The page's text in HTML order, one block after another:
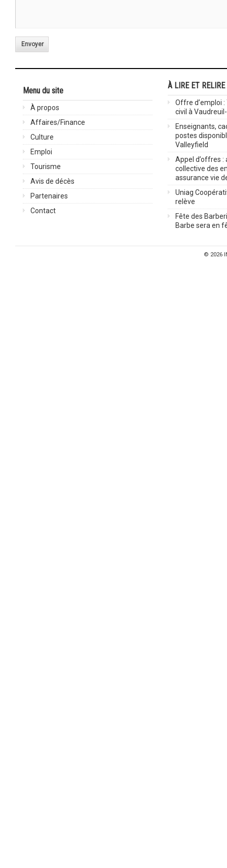
Envoyer
Menu du site
À propos
Affaires/Finance
Culture
Emploi
Tourisme
Avis de décès
Partenaires
Contact
À LIRE ET RELIRE
Offre d’emploi
civil à
Enseignants,
postes
Valleyfield
Appel d’offres :
collective des
assurance vie
Uniag
relève
Fête des
Barbe sera en
© 2026